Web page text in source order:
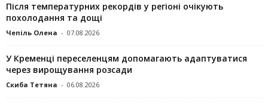
Після температурних рекордів у регіоні очікують
похолодання та дощі
Чепіль Олена - 07.08.2026
У Кременці переселенцям допомагають адаптуватися
через вирощування розсади
Скиба Тетяна - 06.08.2026